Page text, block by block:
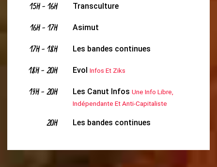
15H-16H Transculture
16H-17H Asimut
17H-18H Les bandes continues
18H-20H Evol Infos Et Ziks
19H-20H Les Canut Infos Une Info Libre,
Indépendante Et Anti-Capitaliste
20H Les bandes continues